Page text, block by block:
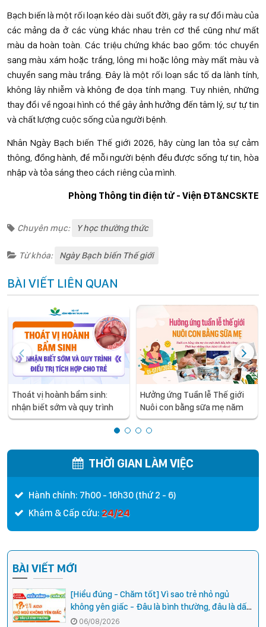
Bạch biến là một rối loạn kéo dài suốt đời, gây ra sự đổi màu của
các mảng da ở các vùng khác nhau trên cơ thể cũng như mất
màu da hoàn toàn. Các triệu chứng khác bao gồm: tóc chuyển
sang màu xám hoặc trắng, lông mi hoặc lông mày mất màu và
chuyển sang màu trắng. Đây là một rối loạn sắc tố da lành tính,
không lây nhiễm và không đe dọa tính mạng. Tuy nhiên, những
thay đổi về ngoại hình có thể gây ảnh hưởng đến tâm lý, sự tự tin
và chất lượng cuộc sống của người bệnh.
Nhân Ngày Bạch biến Thế giới 2026, hãy cùng lan tỏa sự cảm
thông, đồng hành, để mỗi người bệnh đều được sống tự tin, hòa
nhập và tỏa sáng theo cách riêng của mình.
Phòng Thông tin điện tử - Viện ĐT&NCSKTE
Chuyên mục: Y học thường thức
Từ khóa: Ngày Bạch biến Thế giới
BÀI VIẾT LIÊN QUAN
Thoát vị hoành bẩm sinh:
nhận biết sớm và quy trình
điều trị tích hợp cho trẻ -
Hưởng ứng Tuần lễ Thế giới
Nuôi con bằng sữa mẹ năm
2026
THỜI GIAN LÀM VIỆC
Hành chính: 7h00 - 16h30 (thứ 2 - 6)
Khám & Cấp cứu: 24/24
BÀI VIẾT MỚI
[Hiểu đúng - Chăm tốt] Vì sao trẻ nhỏ ngủ
không yên giấc - Đâu là bình thường, đâu là dấu
hiệu cần đi khám ngay?
06/08/2026